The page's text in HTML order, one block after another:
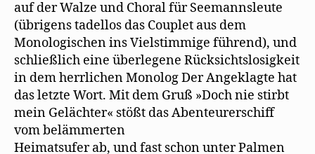
auf der Walze und Choral für Seemannsleute
(übrigens tadellos das Couplet aus dem
Monologischen ins Vielstimmige führend), und
schließlich eine überlegene Rücksichtslosigkeit
in dem herrlichen Monolog Der Angeklagte hat
das letzte Wort. Mit dem Gruß »Doch nie stirbt
mein Gelächter« stößt das Abenteurerschiff
vom belämmerten
Heimatsufer ab, und fast schon unter Palmen